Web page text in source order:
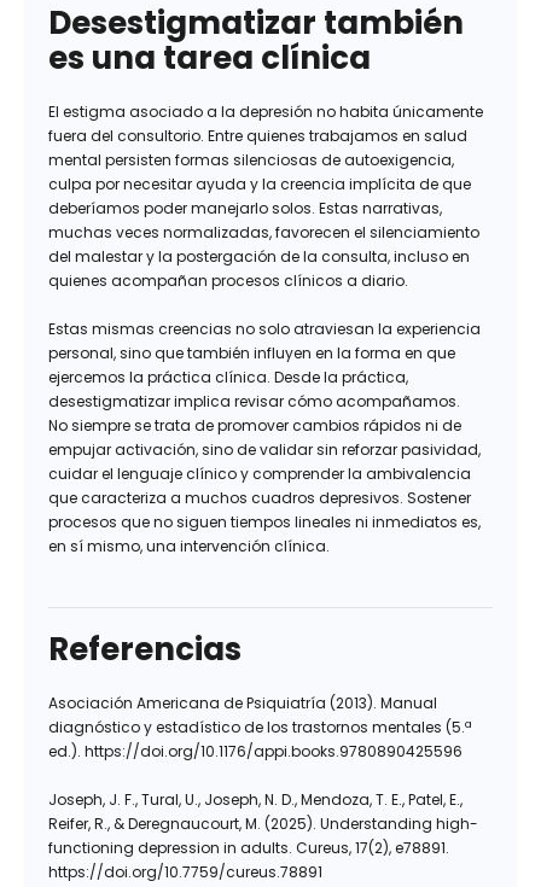
Desestigmatizar también
es una tarea clínica
El estigma asociado a la depresión no habita únicamente
fuera del consultorio. Entre quienes trabajamos en salud
mental persisten formas silenciosas de autoexigencia,
culpa por necesitar ayuda y la creencia implícita de que
deberíamos poder manejarlo solos. Estas narrativas,
muchas veces normalizadas, favorecen el silenciamiento
del malestar y la postergación de la consulta, incluso en
quienes acompañan procesos clínicos a diario.
Estas mismas creencias no solo atraviesan la experiencia
personal, sino que también influyen en la forma en que
ejercemos la práctica clínica. Desde la práctica,
desestigmatizar implica revisar cómo acompañamos.
No siempre se trata de promover cambios rápidos ni de
empujar activación, sino de validar sin reforzar pasividad,
cuidar el lenguaje clínico y comprender la ambivalencia
que caracteriza a muchos cuadros depresivos. Sostener
procesos que no siguen tiempos lineales ni inmediatos es,
en sí mismo, una intervención clínica.
Referencias
Asociación Americana de Psiquiatría (2013). Manual
diagnóstico y estadístico de los trastornos mentales (5.ª
ed.). https://doi.org/10.1176/appi.books.9780890425596
Joseph, J. F., Tural, U., Joseph, N. D., Mendoza, T. E., Patel, E.,
Reifer, R., & Deregnaucourt, M. (2025). Understanding high-
functioning depression in adults. Cureus, 17(2), e78891.
https://doi.org/10.7759/cureus.78891